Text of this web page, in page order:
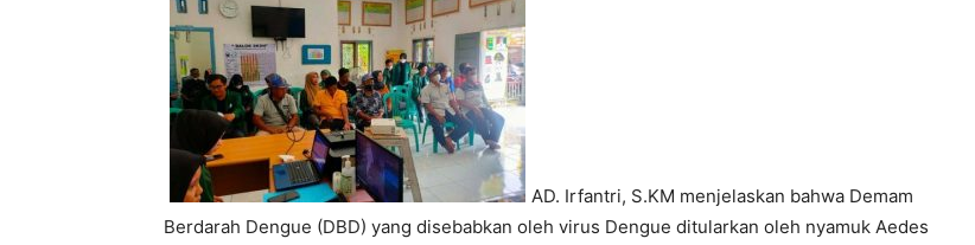
AD. Irfantri, S.KM menjelaskan bahwa Demam
Berdarah Dengue (DBD) yang disebabkan oleh virus Dengue ditularkan oleh nyamuk Aedes